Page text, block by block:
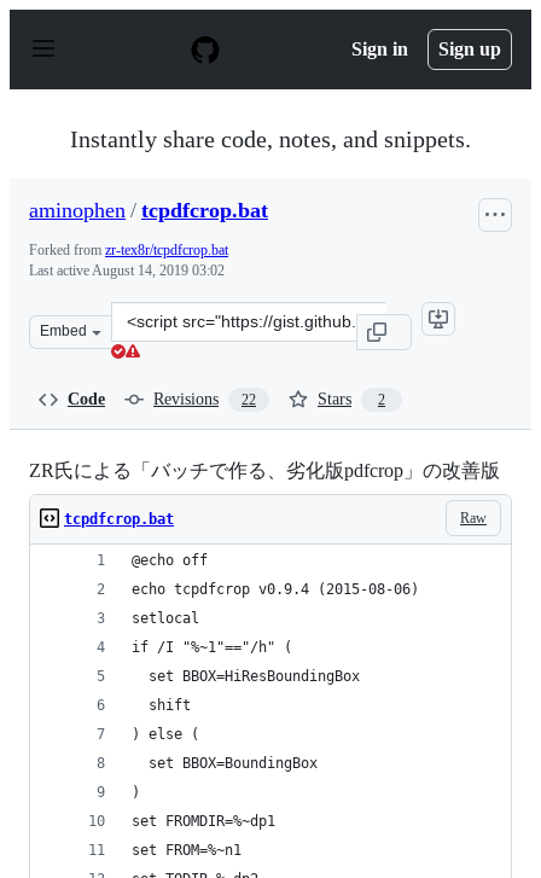
p
Sign in Sign up
Instantly share code, notes, and snippets.
aminophen / tcpdfcrop.bat
Forked from zr-tex8r/tcpdfcrop.bat
Last activeAugust 14, 2019 03:02
Embed
Clone
this
Code Revisions 22 Stars 2
ZR氏による「バッチで作る、劣化版pdfcrop」の改善版
Raw
tcpdfcrop.bat
@echo off
echo tcpdfcrop v0.9.4 (2015-08-06)
setlocal
if /I "%~1"=="/h" (
  set BBOX=HiResBoundingBox
  shift
) else (
  set BBOX=BoundingBox
)
set FROMDIR=%~dp1
set FROM=%~n1